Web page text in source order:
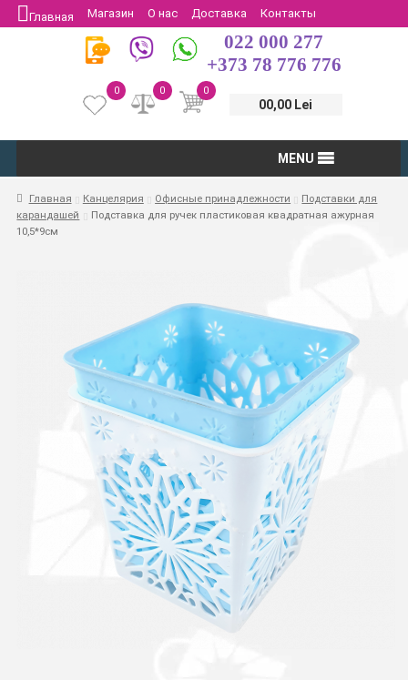
Главная Магазин О нас Доставка
Контакты
Защита потребителей
Возврат
022 000 277
+373 78 776 776
0
00,00 Lei
0
0
MENU
Главная Канцелярия Офисные принадлежности
Подставки для
карандашей
Подставка для ручек пластиковая квадратная ажурная
10,5*9см